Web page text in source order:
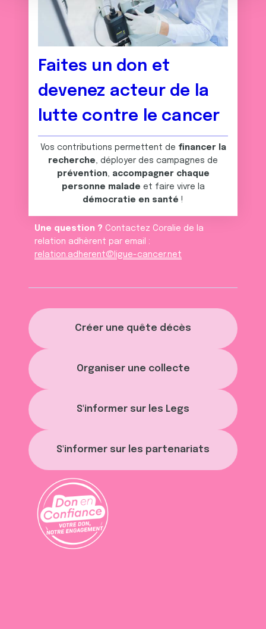
partageons également des informations sur l'utilisation de
notre site avec nos partenaires de médias sociaux, de
publicité et d'analyse, qui peuvent combiner celles-ci
avec d'autres informations que vous leur avez fournies
ou qu'ils ont collectées lors de votre utilisation de leurs
Créer une quête décès
Organiser une collecte
S'informer sur les Legs
S'informer sur les partenariats
Faites un don et
devenez acteur de la
lutte contre le cancer
Vos contributions permettent de financer la
recherche, déployer des campagnes de
prévention, accompagner chaque
personne malade et faire vivre la
démocratie en santé !
Une question ? Contactez Coralie de la
relation adhèrent par email :
relation.adherent@ligue-cancer.net